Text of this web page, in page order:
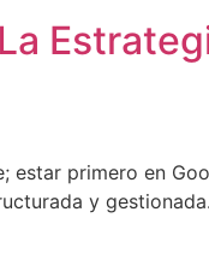
estar primero en
y